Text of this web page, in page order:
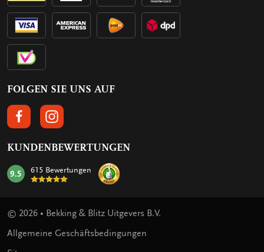
FOLGEN SIE UNS AUF
FOLGEN SIE UNS AUF FACEBOOK
FOLGEN SIE UNS AUF INSTAGRAM
KUNDENBEWERTUNGEN
mark:
9.5 615 Bewertungen
© 2026 • Bekking & Blitz Uitgevers B.V.
Allgemeine Geschäftsbedingungen